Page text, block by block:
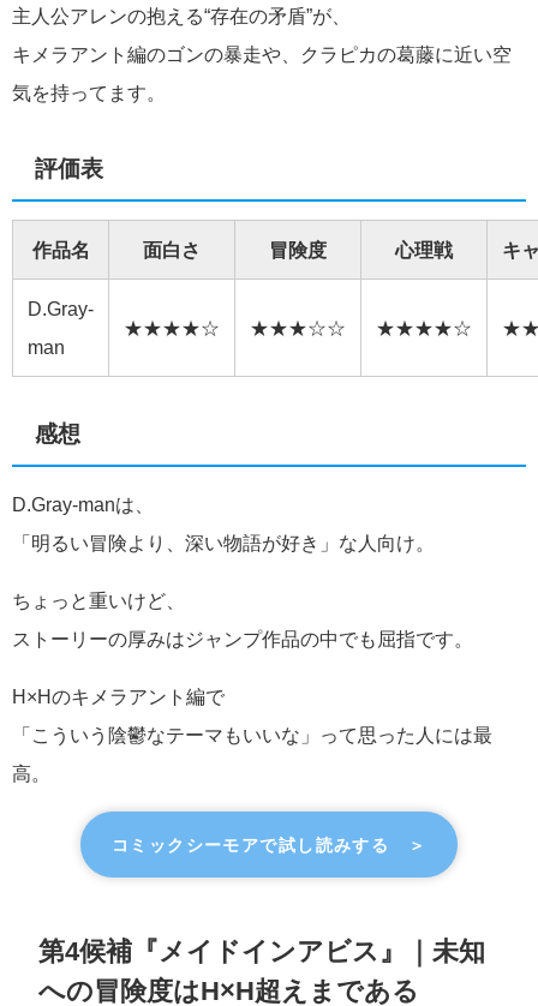
主人公アレンの抱える“存在の矛盾”が、
キメラアント編のゴンの暴走や、クラピカの葛藤に近い空
気を持ってます。
評価表
作品名 面白さ 冒険度 心理戦 キ
D.Gray-
man
★★★★☆ ★★★☆☆ ★★★★☆
感想
D.Gray-manは、
「明るい冒険より、深い物語が好き」な人向け。
ちょっと重いけど、
ストーリーの厚みはジャンプ作品の中でも屈指です。
H×Hのキメラアント編で
「こういう陰鬱なテーマもいいな」って思った人には最
高。
コミックシーモアで試し読みする ＞
第4候補『メイドインアビス』｜未知
への冒険度はH×H超えまである